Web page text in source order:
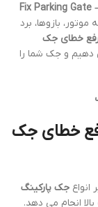
رفع مشکل جک پارکینگ – Fix Parking Gate
بازوها، برد
خطای جک
دهیم و جک شما را
خطای جک
جک پارکینگ
بالا انجام می دهد.